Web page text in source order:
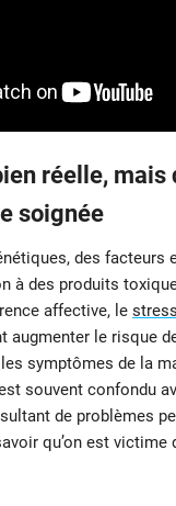
réelle, mais
soignée
des facteurs
à des produits
affective, le stress
augmenter le risque
symptômes de la
souvent confondu
de problèmes
qu’on est victime